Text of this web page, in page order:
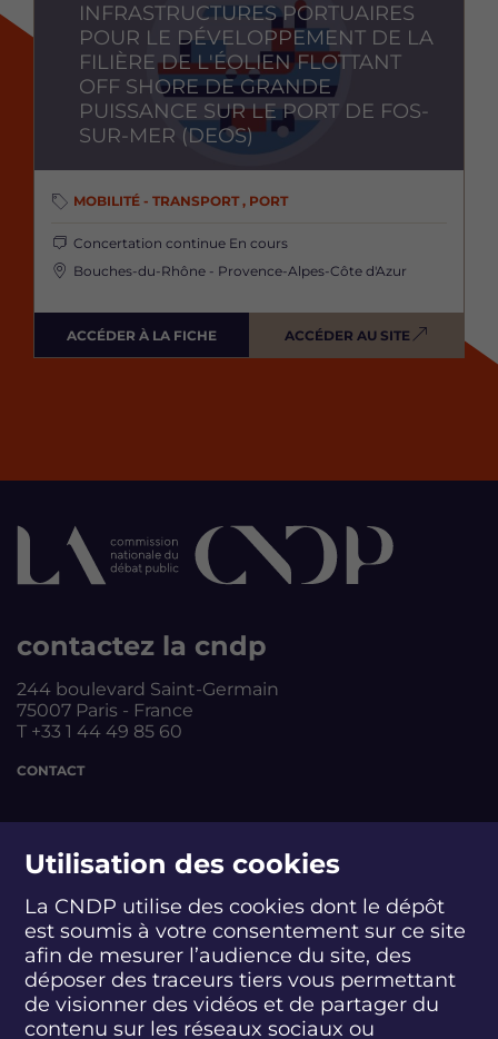
Utilisation des cookies
La CNDP utilise des cookies dont le dépôt
est soumis à votre consentement sur ce site
afin de mesurer l’audience du site, des
déposer des traceurs tiers vous permettant
de visionner des vidéos et de partager du
contenu sur les réseaux sociaux ou
INFRASTRUCTURES PORTUAIRES
POUR LE DÉVELOPPEMENT DE LA
FILIÈRE DE L'ÉOLIEN FLOTTANT
OFF SHORE DE GRANDE
PUISSANCE SUR LE PORT DE FOS-
SUR-MER (DEOS)
MOBILITÉ - TRANSPORT , PORT
Concertation continue En cours
Bouches-du-Rhône - Provence-Alpes-Côte d'Azur
ACCÉDER À LA FICHE ACCÉDER AU SITE
contactez la cndp
244 boulevard Saint-Germain
75007 Paris - France
T +33 1 44 49 85 60
CONTACT
S
u
e
S
u
i
v
e
S
u
i
v
e
S
u
i
v
e
S
u
i
v
e
S
u
i
v
e
S
u
i
v
e
abonnez-vous